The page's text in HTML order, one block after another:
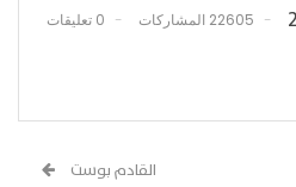
22605 المشاركات 0 تعليقات
القادم بوست